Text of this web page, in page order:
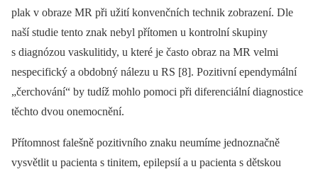
plak v obraze MR při užití konvenčních technik zobrazení. Dle
naší studie tento znak nebyl přítomen u kontrolní skupiny
s diagnózou vaskulitidy, u které je často obraz na MR velmi
nespecifický a obdobný nálezu u RS [8]. Pozitivní ependymální
„čerchování“ by tudíž mohlo pomoci při diferenciální diagnostice
těchto dvou onemocnění.
Přítomnost falešně pozitivního znaku neumíme jednoznačně
vysvětlit u pacienta s tinitem, epilepsií a u pacienta s dětskou